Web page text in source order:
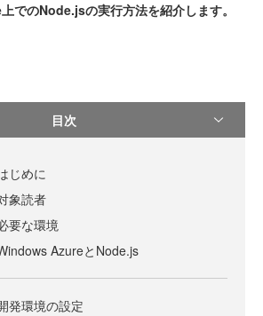
でのNode.jsの実行方法を紹介します。
目次
じめに
象読者
要な環境
AzureとNode.js
発環境の設定